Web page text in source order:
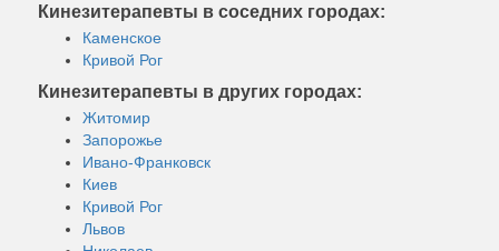
Кинезитерапевты в соседних городах:
Каменское
Кривой Рог
Кинезитерапевты в других городах:
Житомир
Запорожье
Ивано-Франковск
Киев
Кривой Рог
Львов